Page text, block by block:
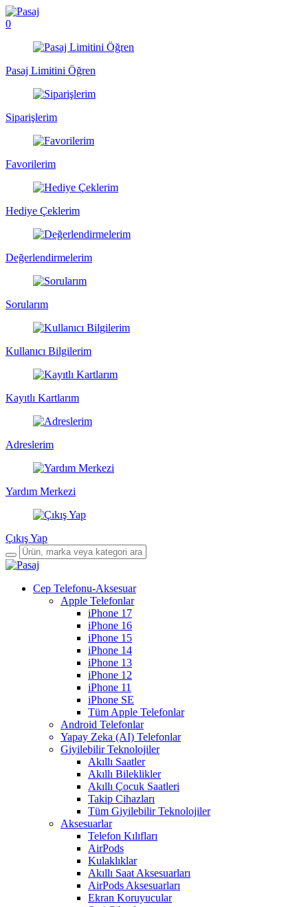
0
Pasaj Limitini Öğren
Siparişlerim
Favorilerim
Hediye Çeklerim
Değerlendirmelerim
Sorularım
Kullanıcı Bilgilerim
Kayıtlı Kartlarım
Adreslerim
Yardım Merkezi
Çıkış Yap
Cep Telefonu-Aksesuar
Apple Telefonlar
iPhone 17
iPhone 16
iPhone 15
iPhone 14
iPhone 13
iPhone 12
iPhone 11
iPhone SE
Tüm Apple Telefonlar
Android Telefonlar
Yapay Zeka (AI) Telefonlar
Giyilebilir Teknolojiler
Akıllı Saatler
Akıllı Bileklikler
Akıllı Çocuk Saatleri
Takip Cihazları
Tüm Giyilebilir Teknolojiler
Aksesuarlar
Telefon Kılıfları
AirPods
Kulaklıklar
Akıllı Saat Aksesuarları
AirPods Aksesuarları
Ekran Koruyucular